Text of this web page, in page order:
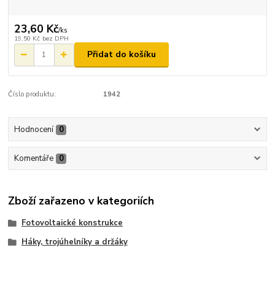
23,60 Kč/ks
19,50 Kč bez DPH
Přidat do košíku
Číslo produktu: 1942
Hodnocení 0
Komentáře 0
Zboží zařazeno v kategoriích
Fotovoltaické konstrukce
Háky, trojúhelníky a držáky